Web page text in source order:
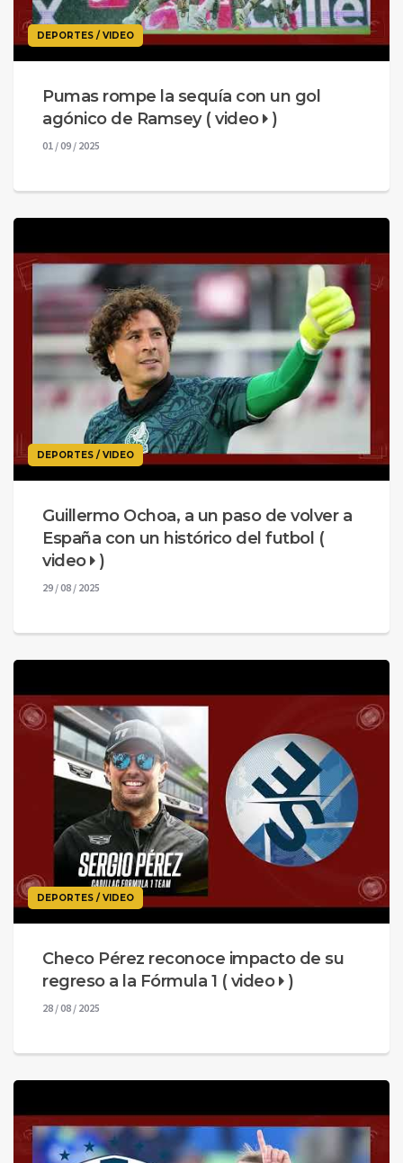
DEPORTES / VIDEO
Pumas rompe la sequía con un gol
agónico de Ramsey ( video )
01 / 09 / 2025
DEPORTES / VIDEO
Guillermo Ochoa, a un paso de volver a
España con un histórico del futbol (
video )
29 / 08 / 2025
DEPORTES / VIDEO
Checo Pérez reconoce impacto de su
regreso a la Fórmula 1 ( video )
28 / 08 / 2025